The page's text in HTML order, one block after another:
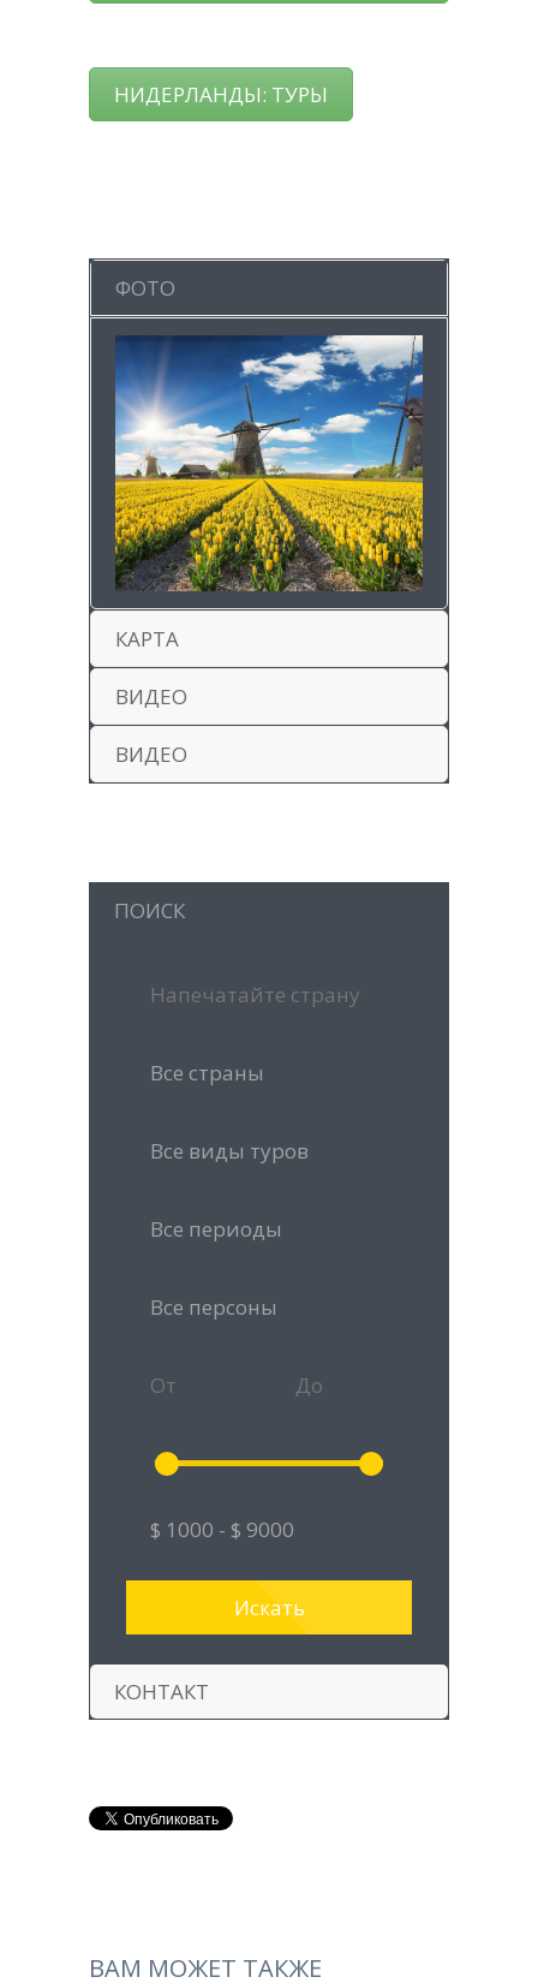
НИДЕРЛАНДЫ: ТУРЫ
ФОТО
КАРТА
ВИДЕО
ВИДЕО
ПОИСК
КОНТАКТ
ВАМ МОЖЕТ ТАКЖЕ